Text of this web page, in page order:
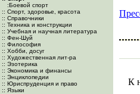
:Боевой спорт
:: Спорт, здоровье, красота
:: Справочники
:: Техника и конструкции
:: Учебная и научная литература
:: Фен-Шуй
:: Философия
:: Хобби, досуг
:: Художественная лит-ра
:: Эзотерика
:: Экономика и финансы
:: Энциклопедии
:: Юриспруденция и право
:: Языки
К